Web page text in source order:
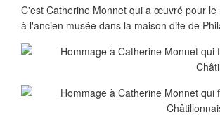
C'est Catherine Monnet qui a œuvré pour
à l'ancien musée dans la maison dite de